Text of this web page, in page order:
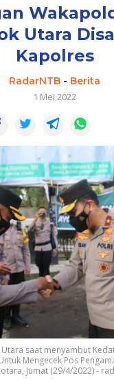
Utara
Kapolres
RadarNTB - Berita
1 Mei 2022
saat menyambut
Mengecek Pos
Jumat (29/4/2022) -